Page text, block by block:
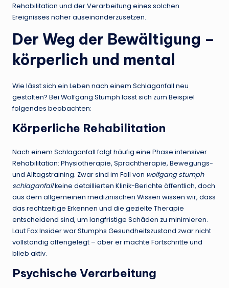
Rehabilitation und der Verarbeitung eines solchen
Ereignisses näher auseinanderzusetzen.
Der Weg der Bewältigung –
körperlich und mental
Wie lässt sich ein Leben nach einem Schlaganfall neu
gestalten? Bei Wolfgang Stumph lässt sich zum Beispiel
folgendes beobachten:
Körperliche Rehabilitation
Nach einem Schlaganfall folgt häufig eine Phase intensiver
Rehabilitation: Physiotherapie, Sprachtherapie, Bewegungs-
und Alltagstraining. Zwar sind im Fall von wolfgang stumph
schlaganfallkeine detaillierten Klinik-Berichte öffentlich, doch
aus dem allgemeinen medizinischen Wissen wissen wir, dass
das rechtzeitige Erkennen und die gezielte Therapie
entscheidend sind, um langfristige Schäden zu minimieren.
Laut Fox Insider war Stumphs Gesundheitszustand zwar nicht
vollständig offengelegt – aber er machte Fortschritte und
blieb aktiv.
Psychische Verarbeitung